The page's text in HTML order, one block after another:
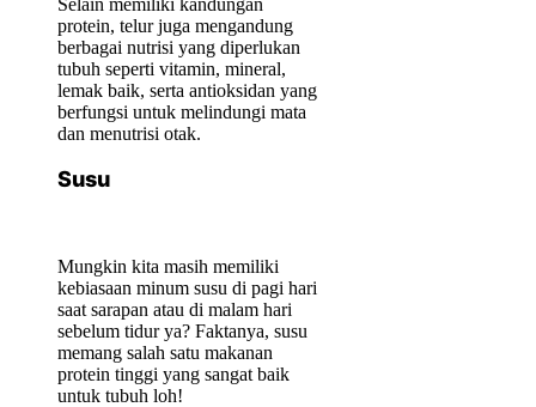
protein, telur juga mengandung
berbagai nutrisi yang diperlukan
tubuh seperti vitamin, mineral,
lemak baik, serta antioksidan yang
berfungsi untuk melindungi mata
dan menutrisi otak.
Susu
Mungkin kita masih memiliki
kebiasaan minum susu di pagi hari
saat sarapan atau di malam hari
sebelum tidur ya? Faktanya, susu
memang salah satu makanan
protein tinggi yang sangat baik
untuk tubuh loh!